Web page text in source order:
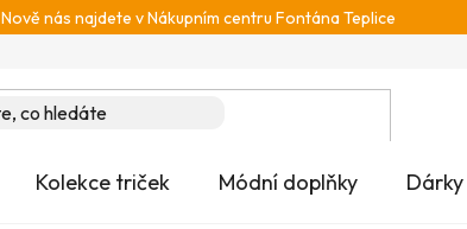
Nově nás najdete v Nákupním centru Fontána Teplice
Kolekce triček Módní doplňky Dárky